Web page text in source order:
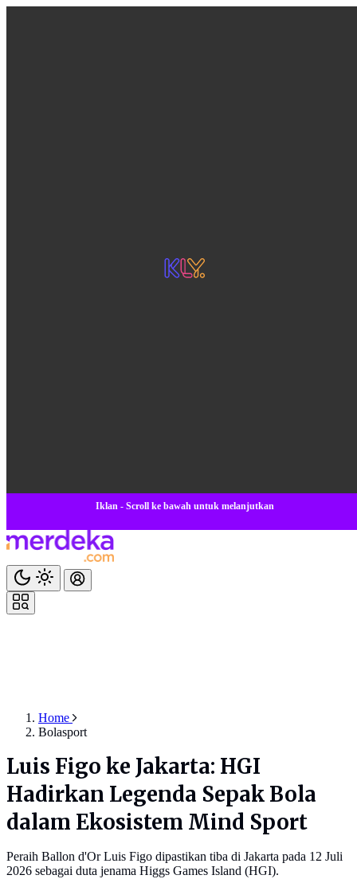
Iklan - Scroll ke bawah untuk melanjutkan
Home
Bolasport
Luis Figo ke Jakarta: HGI
Hadirkan Legenda Sepak Bola
dalam Ekosistem Mind Sport
Peraih Ballon d'Or Luis Figo dipastikan tiba di Jakarta pada 12 Juli
2026 sebagai duta jenama Higgs Games Island (HGI).